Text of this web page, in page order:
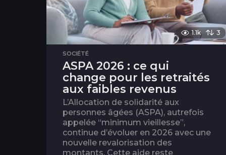
1.1k 3
SOCIÉTÉ
ASPA 2026 : ce qui
change pour les retraités
aux faibles revenus
L’Allocation de solidarité aux
personnes âgées (ASPA), autrefois
appelée “minimum vieillesse”,
continue d’évoluer en 2026 avec une
nouvelle revalorisation des
montants. Cette aide reste